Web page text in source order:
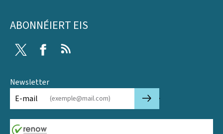
ABONNÉIERT EIS
Twitter Facebook
Newsletter
E-mail
🡒